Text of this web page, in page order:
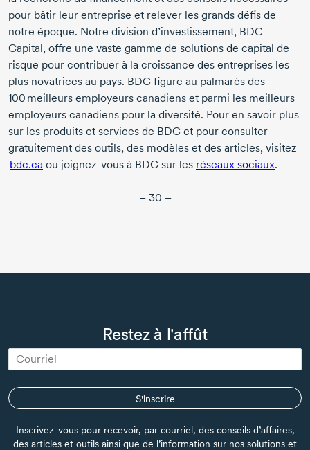
pour bâtir leur entreprise et relever les grands défis de
notre époque. Notre division d’investissement, BDC
Capital, offre une vaste gamme de solutions de capital de
risque pour contribuer à la croissance des entreprises les
plus novatrices au pays. BDC figure au palmarès des
100 meilleurs employeurs canadiens et parmi les meilleurs
employeurs canadiens pour la diversité. Pour en savoir plus
sur les produits et services de BDC et pour consulter
gratuitement des outils, des modèles et des articles, visitez
bdc.ca ou joignez-vous à BDC sur les réseaux sociaux.
– 30 –
Restez à l'affût
S'inscrire
Inscrivez-vous pour recevoir, par courriel, des conseils d’affaires,
des articles et outils ainsi que de l’information sur nos solutions et